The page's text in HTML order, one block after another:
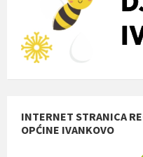
INTERNET STRANICA
OPĆINE IVANKOVO